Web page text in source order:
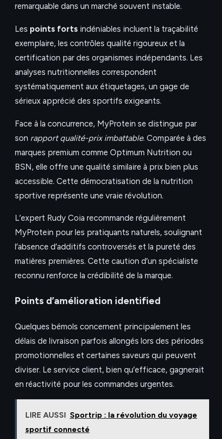
remarquable dans un marché souvent instable.
Les points forts indéniables incluent la traçabilité
exemplaire, les contrôles qualité rigoureux et la
certification par des organismes indépendants. Les
analyses nutritionnelles correspondent
systématiquement aux étiquetages, un gage de
sérieux apprécié des sportifs exigeants.
Face à la concurrence, MyProtein se distingue par
son rapport qualité-prix imbattable. Comparée à des
marques premium comme Optimum Nutrition ou
BSN, elle offre une qualité similaire à prix bien plus
accessible. Cette démocratisation de la nutrition
sportive représente une vraie révolution.
L’expert Rudy Coia recommande régulièrement
MyProtein pour les pratiquants naturels, soulignant
l’absence d’additifs controversés et la pureté des
matières premières. Cette caution d’un spécialiste
reconnu renforce la crédibilité de la marque.
Points d’amélioration identified
Quelques bémols concernent principalement les
délais de livraison parfois allongés lors des périodes
promotionnelles et certaines saveurs qui peuvent
diviser. Le service client, bien qu’efficace, gagnerait
en réactivité pour les commandes urgentes.
LIRE AUSSI Sportrip : la révolution du voyage
sportif connecté